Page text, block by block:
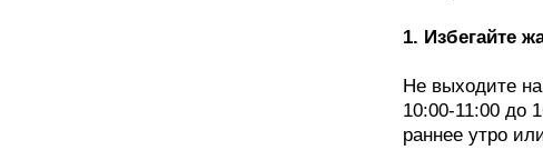
1. Избегайте
Не выходите
10:00-11:00 до
раннее утро